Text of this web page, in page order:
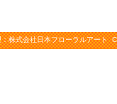
：株式会社日本フローラルアート